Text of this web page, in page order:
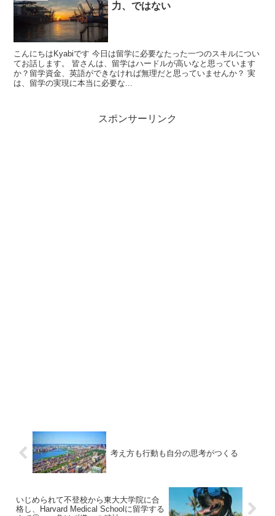
力、ではない
こんにちはKyabiです 今日は留学に必要なたった一つのスキルについ
てお話します。 皆さんは、留学はハードルが高いなと思っています
か？留学資金、英語ができなければ無理だと思っていませんか？ 実
は、留学の実現に本当に必要な...
スポンサーリンク
考え方も行動も自分の思考がつくる
いじめられて不登校から東大大学院に合
格し、Harvard Medical Schoolに留学する